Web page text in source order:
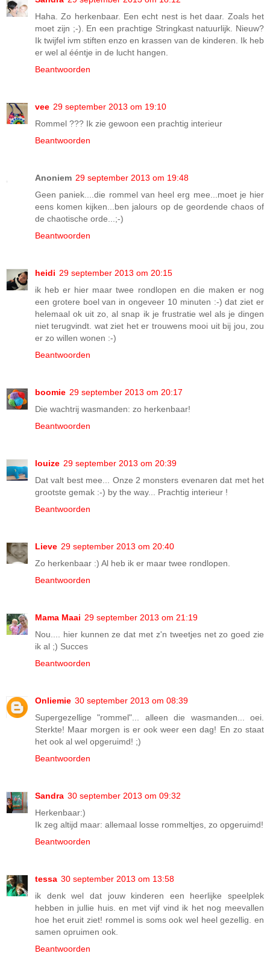
Haha. Zo herkenbaar. Een echt nest is het daar. Zoals het
moet zijn ;-). En een prachtige Stringkast natuurlijk. Nieuw?
Ik twijfel ivm stiften enzo en krassen van de kinderen. Ik heb
er wel al ééntje in de lucht hangen.
Beantwoorden
vee 29 september 2013 om 19:10
Rommel ??? Ik zie gewoon een prachtig interieur
Beantwoorden
Anoniem 29 september 2013 om 19:48
Geen paniek....die rommel van heel erg mee...moet je hier
eens komen kijken...ben jalours op de geordende chaos of
de chaotische orde...;-)
Beantwoorden
heidi 29 september 2013 om 20:15
ik heb er hier maar twee rondlopen en die maken er nog
een grotere boel van in ongeveer 10 minuten :-) dat ziet er
helemaal ok uit zo, al snap ik je frustratie wel als je dingen
niet terugvindt. wat ziet het er trouwens mooi uit bij jou, zou
er zo willen wonen :-)
Beantwoorden
boomie 29 september 2013 om 20:17
Die wachtrij wasmanden: zo herkenbaar!
Beantwoorden
louize 29 september 2013 om 20:39
Dat valt best mee... Onze 2 monsters evenaren dat met het
grootste gemak :-) by the way... Prachtig interieur !
Beantwoorden
Lieve 29 september 2013 om 20:40
Zo herkenbaar :) Al heb ik er maar twee rondlopen.
Beantwoorden
Mama Maai 29 september 2013 om 21:19
Nou.... hier kunnen ze dat met z'n tweetjes net zo goed zie
ik al ;) Succes
Beantwoorden
Onliemie 30 september 2013 om 08:39
Supergezellige "rommel"... alleen die wasmanden... oei.
Sterkte! Maar morgen is er ook weer een dag! En zo staat
het ook al wel opgeruimd! ;)
Beantwoorden
Sandra 30 september 2013 om 09:32
Herkenbaar:)
Ik zeg altijd maar: allemaal losse rommeltjes, zo opgeruimd!
Beantwoorden
tessa 30 september 2013 om 13:58
ik denk wel dat jouw kinderen een heerlijke speelplek
hebben in jullie huis. en met vijf vind ik het nog meevallen
hoe het eruit ziet! rommel is soms ook wel heel gezellig. en
samen opruimen ook.
Beantwoorden